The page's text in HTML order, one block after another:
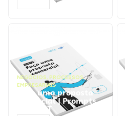
NEGÓCIOS, PROCESSOS
EMPRESARIAIS
Faça uma proposta
comercial | Prompts
ChatGPT